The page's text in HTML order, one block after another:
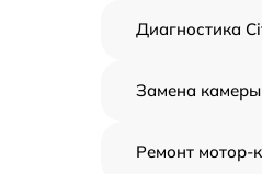
Диагностика
Замена камеры
Ремонт мотор-